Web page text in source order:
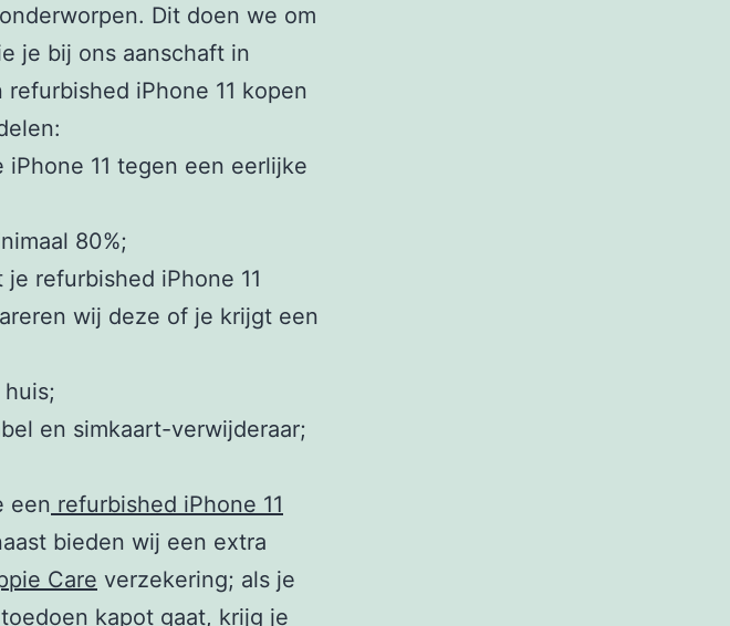
Dit doen we om
je bij ons aanschaft in
iPhone 11 kopen
11 tegen een eerlijke
80%;
refurbished iPhone 11
wij deze of je krijgt een
en simkaart-verwijderaar;
een refurbished iPhone 11
bieden wij een extra
Care verzekering; als je
kapot gaat, krijg je